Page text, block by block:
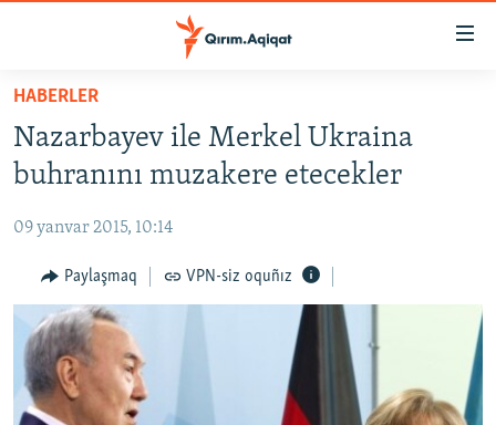
Esas
qaytmaq
Baş
qaytmaq
qaytmaq
HABERLER
SİYASET
CEMİYET
MEDENİYET
İNSAN AQLARI
VİDEO
SÜRET
HABERLER
Nazarbayev ile Merkel Ukraina
buhranını muzakere etecekler
09 yanvar 2015, 10:14
Paylaşmaq VPN-siz oquñız